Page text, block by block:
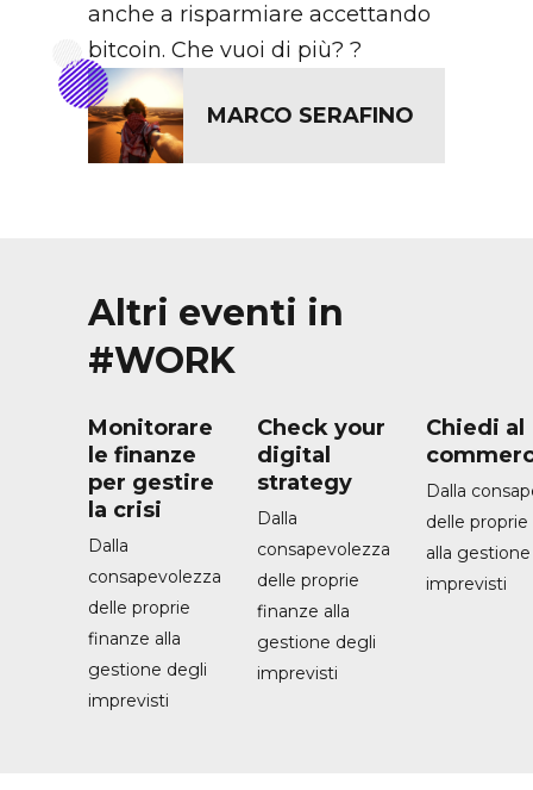
anche a risparmiare accettando
bitcoin. Che vuoi di più? ?
MARCO SERAFINO
Altri eventi in
#WORK
Monitorare
le finanze
per gestire
la crisi
Dalla
consapevolezza
delle proprie
finanze alla
gestione degli
imprevisti
Check your
digital
strategy
Dalla
consapevolezza
delle proprie
finanze alla
gestione degli
imprevisti
Chiedi al
Dalla
delle
alla
imprevisti